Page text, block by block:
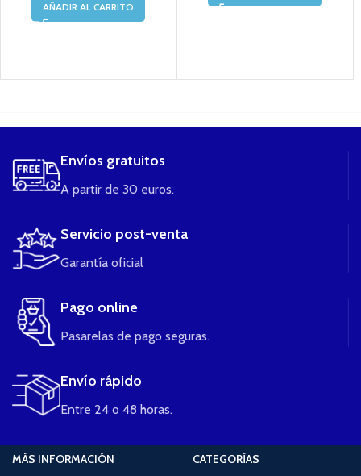
AÑADIR AL CARRITO
Envíos gratuitos
A partir de 30 euros.
Servicio post-venta
Garantía oficial
Pago online
Pasarelas de pago seguras.
Envío rápido
Entre 24 o 48 horas.
MÁS INFORMACIÓN
CATEGORÍAS